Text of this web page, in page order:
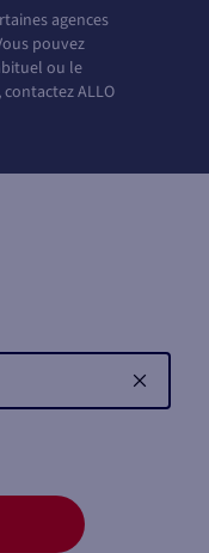
agences
pouvez
ou le
ALLO